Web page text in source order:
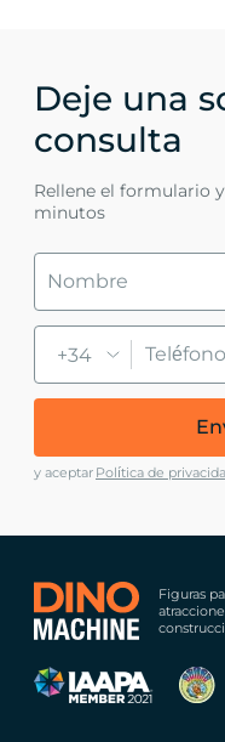
Deje una
consulta
Rellene el formulario
minutos
+34
y aceptar Política de
Figuras